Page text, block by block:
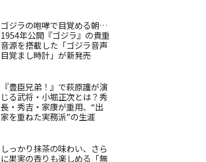
ゴジラの咆哮で目覚める朝…
1954年公開『ゴジラ』の貴重
音源を搭載した「ゴジラ音声
目覚まし時計」が新発売
『豊臣兄弟！』で萩原護が演
じる武将・小堀正次とは？秀
長・秀吉・家康が重用、“出
家を重ねた実務派”の生涯
しっかり抹茶の味わい、さら
に果実の香りも楽しめる「無